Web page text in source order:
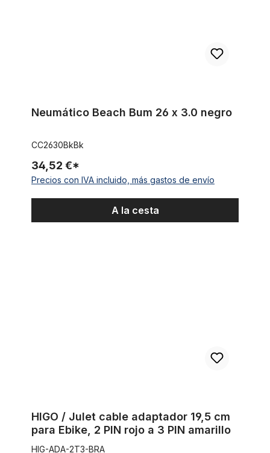
Neumático Beach Bum 26 x 3.0 negro
CC2630BkBk
34,52 €*
Precios con IVA incluido, más gastos de envío
A la cesta
HIGO / Julet cable adaptador 19,5 cm
para Ebike, 2 PIN rojo a 3 PIN amarillo
HIG-ADA-2T3-BRA